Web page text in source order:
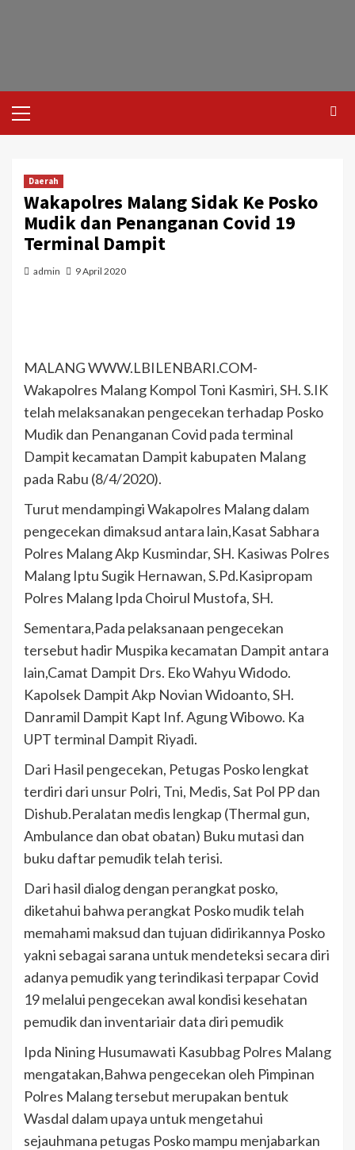
Daerah
Wakapolres Malang Sidak Ke Posko
Mudik dan Penanganan Covid 19
Terminal Dampit
admin 9 April 2020
MALANG WWW.LBILENBARI.COM-
Wakapolres Malang Kompol Toni Kasmiri, SH. S.IK
telah melaksanakan pengecekan terhadap Posko
Mudik dan Penanganan Covid pada terminal
Dampit kecamatan Dampit kabupaten Malang
pada Rabu (8/4/2020).
Turut mendampingi Wakapolres Malang dalam
pengecekan dimaksud antara lain,Kasat Sabhara
Polres Malang Akp Kusmindar, SH. Kasiwas Polres
Malang Iptu Sugik Hernawan, S.Pd.Kasipropam
Polres Malang Ipda Choirul Mustofa, SH.
Sementara,Pada pelaksanaan pengecekan
tersebut hadir Muspika kecamatan Dampit antara
lain,Camat Dampit Drs. Eko Wahyu Widodo.
Kapolsek Dampit Akp Novian Widoanto, SH.
Danramil Dampit Kapt Inf. Agung Wibowo. Ka
UPT terminal Dampit Riyadi.
Dari Hasil pengecekan, Petugas Posko lengkat
terdiri dari unsur Polri, Tni, Medis, Sat Pol PP dan
Dishub.Peralatan medis lengkap (Thermal gun,
Ambulance dan obat obatan) Buku mutasi dan
buku daftar pemudik telah terisi.
Dari hasil dialog dengan perangkat posko,
diketahui bahwa perangkat Posko mudik telah
memahami maksud dan tujuan didirikannya Posko
yakni sebagai sarana untuk mendeteksi secara diri
adanya pemudik yang terindikasi terpapar Covid
19 melalui pengecekan awal kondisi kesehatan
pemudik dan inventariair data diri pemudik
Ipda Nining Husumawati Kasubbag Polres Malang
mengatakan,Bahwa pengecekan oleh Pimpinan
Polres Malang tersebut merupakan bentuk
Wasdal dalam upaya untuk mengetahui
sejauhmana petugas Posko mampu menjabarkan